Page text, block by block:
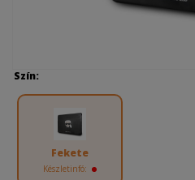
Szín:
Fekete
Készletinfó: